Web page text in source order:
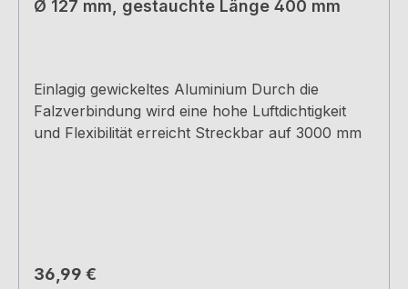
Ø 127 mm, gestauchte Länge 400 mm
Einlagig gewickeltes Aluminium Durch die
Falzverbindung wird eine hohe Luftdichtigkeit
und Flexibilität erreicht Streckbar auf 3000 mm
Regulärer Preis:
36,99 €